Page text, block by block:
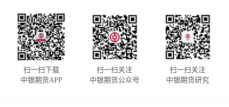
扫一扫下载
中银期货APP
扫一扫关注
中银期货公众号
扫一扫关注
中银期货研究